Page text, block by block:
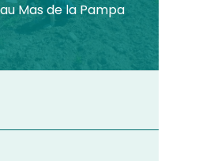
Mas de la Pampa